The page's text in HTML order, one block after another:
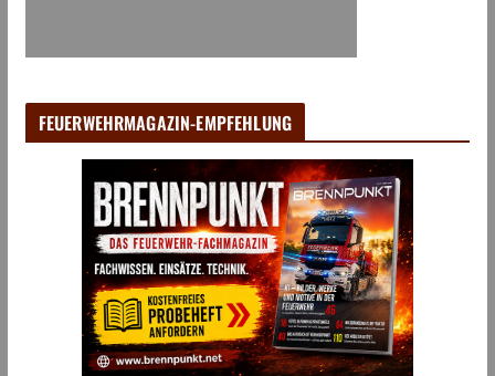
FEUERWEHRMAGAZIN-EMPFEHLUNG